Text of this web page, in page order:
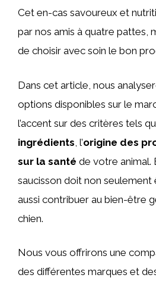
Cet en-cas savoureux et
par nos amis à quatre pattes,
de choisir avec soin le bon
Dans cet article, nous
options disponibles sur le
l’accent sur des critères tels
ingrédients , l’origine des
sur la santé de votre animal.
saucisson doit non seulement
aussi contribuer au bien-être
chien.
Nous vous offrirons une
des différentes marques et